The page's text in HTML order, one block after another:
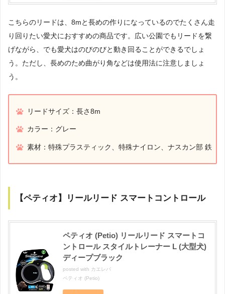
こちらのリードは、8mと長めの作りになっているのでたくさん走
り回りたい愛犬におすすめの商品です。広い公園でもリードを繋
げながら、でも愛犬はのびのびと動き回ることができるでしょ
う。ただし、長めのため曲がり角などは使用法に注意しましょ
う。
リードサイズ：長さ8m
カラー：グレー
素材：特殊プラスティック、特殊ナイロン、ナスカン部 鉄
【ペティオ】リールリード スマートコントロール
ペティオ (Petio) リールリード スマートコ
ントロール スタイルトレーナー L (大型犬)
ディープブラック
posted with カエレバ
ペティオ (Petio)